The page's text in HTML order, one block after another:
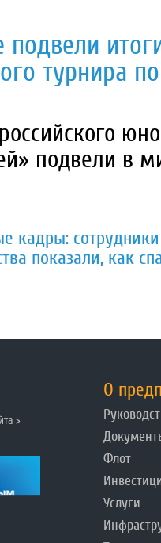
турнира
подвели в
кадры:
показали, как
>
О
Флот
Услуги